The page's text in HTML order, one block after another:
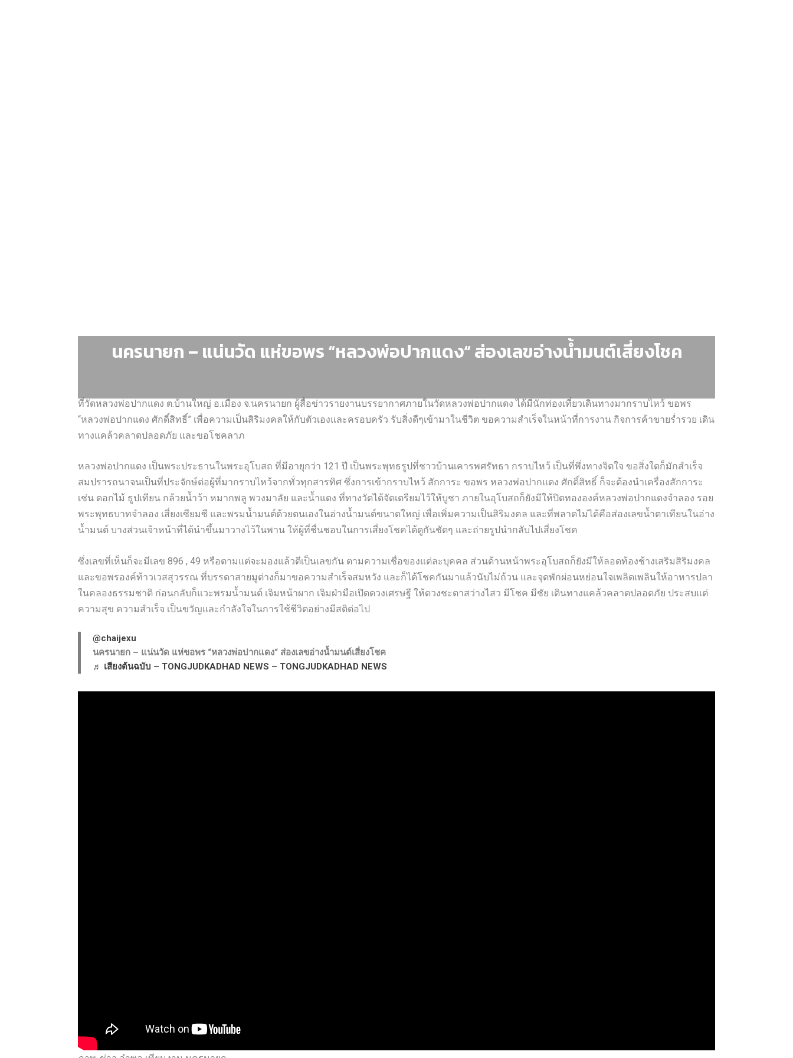
นครนายก – แน่นวัด แห่ขอพร “หลวงพ่อปากแดง“ ส่องเลขอ่างน้ำมนต์เสี่ยงโชค
ที่วัดหลวงพ่อปากแดง ต.บ้านใหญ่ อ.เมือง จ.นครนายก ผู้สื่อข่าวรายงานบรรยากาศภายในวัดหลวงพ่อปากแดง ได้มีนักท่องเที่ยวเดินทางมากราบไหว้ ขอพร
“หลวงพ่อปากแดง ศักดิ์สิทธิ์” เพื่อความเป็นสิริมงคลให้กับตัวเองและครอบครัว รับสิ่งดีๆเข้ามาในชีวิต ขอความสำเร็จในหน้าที่การงาน กิจการค้าขายร่ำรวย เดิน
ทางแคล้วคลาดปลอดภัย และขอโชคลาภ
หลวงพ่อปากแดง เป็นพระประธานในพระอุโบสถ ที่มีอายุกว่า 121 ปี เป็นพระพุทธรูปที่ชาวบ้านเคารพศรัทธา กราบไหว้ เป็นที่พึ่งทางจิตใจ ขอสิ่งใดก็มักสำเร็จ
สมปรารถนาจนเป็นที่ประจักษ์ต่อผู้ที่มากราบไหว้จากทั่วทุกสารทิศ ซึ่งการเข้ากราบไหว้ สักการะ ขอพร หลวงพ่อปากแดง ศักดิ์สิทธิ์ ก็จะต้องนำเครื่องสักการะ
เช่น ดอกไม้ ธูปเทียน กล้วยน้ำว้า หมากพลู พวงมาลัย และน้ำแดง ที่ทางวัดได้จัดเตรียมไว้ให้บูชา ภายในอุโบสถก็ยังมีให้ปิดทององค์หลวงพ่อปากแดงจำลอง รอย
พระพุทธบาทจำลอง เสี่ยงเซียมซี และพรมน้ำมนต์ด้วยตนเองในอ่างน้ำมนต์ขนาดใหญ่ เพื่อเพิ่มความเป็นสิริมงคล และที่พลาดไม่ได้คือส่องเลขน้ำตาเทียนในอ่าง
น้ำมนต์ บางส่วนเจ้าหน้าที่ได้นำขึ้นมาวางไว้ในพาน ให้ผู้ที่ชื่นชอบในการเสี่ยงโชคได้ดูกันชัดๆ และถ่ายรูปนำกลับไปเสี่ยงโชค
ซึ่งเลขที่เห็นก็จะมีเลข 896 , 49 หรือตามแต่จะมองแล้วตีเป็นเลขกัน ตามความเชื่อของแต่ละบุคคล ส่วนด้านหน้าพระอุโบสถก็ยังมีให้ลอดท้องช้างเสริมสิริมงคล
และขอพรองค์ท้าวเวสสุวรรณ ที่บรรดาสายมูต่างก็มาขอความสำเร็จสมหวัง และก็ได้โชคกันมาแล้วนับไม่ถ้วน และจุดพักผ่อนหย่อนใจเพลิดเพลินให้อาหารปลา
ในคลองธรรมชาติ ก่อนกลับก็แวะพรมน้ำมนต์ เจิมหน้าผาก เจิมฝ่ามือเปิดดวงเศรษฐี ให้ดวงชะตาสว่างไสว มีโชค มีชัย เดินทางแคล้วคลาดปลอดภัย ประสบแต่
ความสุข ความสำเร็จ เป็นขวัญและกำลังใจในการใช้ชีวิตอย่างมีสติต่อไป
@chaijexu
นครนายก – แน่นวัด แห่ขอพร “หลวงพ่อปากแดง“ ส่องเลขอ่างน้ำมนต์เสี่ยงโชค
♬ เสียงต้นฉบับ – TONGJUDKADHAD NEWS – TONGJUDKADHAD NEWS